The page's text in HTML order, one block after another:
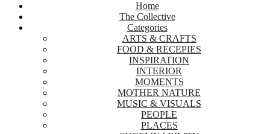
Home
The Collective
Categories
ARTS & CRAFTS
FOOD & RECEPIES
INSPIRATION
INTERIOR
MOMENTS
MOTHER NATURE
MUSIC & VISUALS
PEOPLE
PLACES